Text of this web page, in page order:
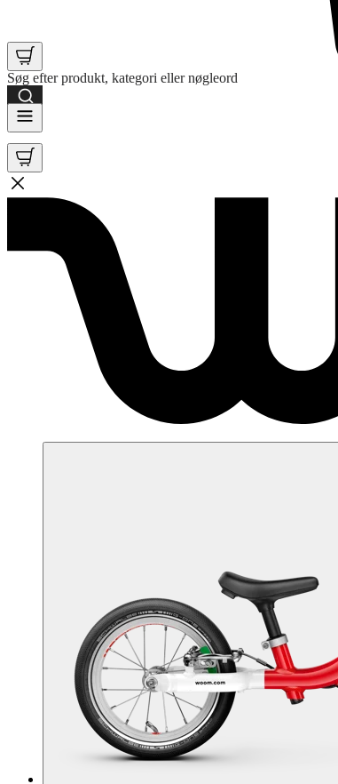
Søg efter produkt, kategori eller nøgleord